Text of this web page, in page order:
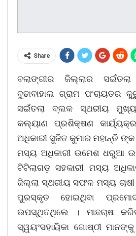
Share
ବଲାଙ୍ଗୀର ଜିଲ୍ଲାର
ବୁଢାବାହାଲ ଗ୍ରାମ ପଂଚାୟତର
ସଇଁତଲା ବ୍ଲକ ସ୍ଥରୀୟ
କଲ୍ୟାଣ ପ୍ରଶିକ୍ଷଣ
ଅଧିକାରୀ ସୁଜିତ କୁମାର ମହାନ୍ତି
ମସ୍ୟ ଅଧିକାରୀ ଉମେଶ ଧରୁଆ
ଟିଟିଲାଗଡ଼ ସହକାରୀ ମସ୍ୟ
ଜିଲ୍ଲା ସ୍ଥରୀୟ ସଫଳ ମସ୍ୟ ଚାଷୀ
ପୁରସ୍କୃତ ହୋଇଥିବା
ଉପସ୍ଥିତଥିଲେ । ମାଛଚାଷ
ସ୍ୱୟଂସହାୟିକା ଗୋଷ୍ଠୀ